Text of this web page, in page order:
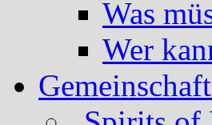
Was
Wer